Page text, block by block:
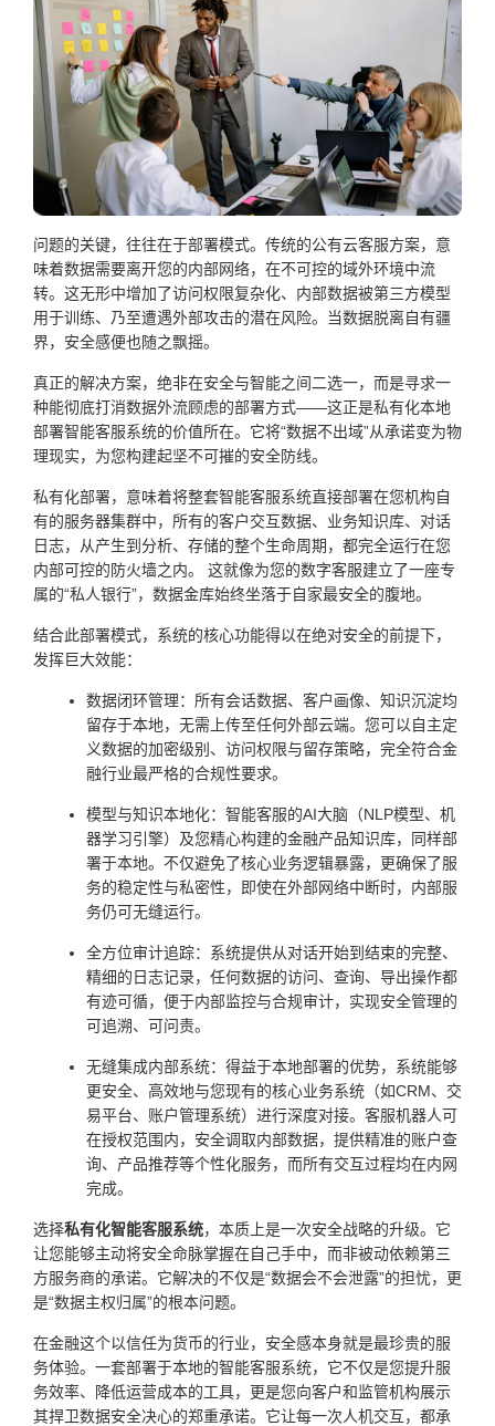
问题的关键，往往在于部署模式。传统的公有云客服方案，意
味着数据需要离开您的内部网络，在不可控的域外环境中流
转。这无形中增加了访问权限复杂化、内部数据被第三方模型
用于训练、乃至遭遇外部攻击的潜在风险。当数据脱离自有疆
界，安全感便也随之飘摇。
真正的解决方案，绝非在安全与智能之间二选一，而是寻求一
种能彻底打消数据外流顾虑的部署方式——这正是私有化本地
部署智能客服系统的价值所在。它将“数据不出域”从承诺变为物
理现实，为您构建起坚不可摧的安全防线。
私有化部署，意味着将整套智能客服系统直接部署在您机构自
有的服务器集群中，所有的客户交互数据、业务知识库、对话
日志，从产生到分析、存储的整个生命周期，都完全运行在您
内部可控的防火墙之内。 这就像为您的数字客服建立了一座专
属的“私人银行”，数据金库始终坐落于自家最安全的腹地。
结合此部署模式，系统的核心功能得以在绝对安全的前提下，
发挥巨大效能：
数据闭环管理：所有会话数据、客户画像、知识沉淀均
留存于本地，无需上传至任何外部云端。您可以自主定
义数据的加密级别、访问权限与留存策略，完全符合金
融行业最严格的合规性要求。
模型与知识本地化：智能客服的AI大脑（NLP模型、机
器学习引擎）及您精心构建的金融产品知识库，同样部
署于本地。不仅避免了核心业务逻辑暴露，更确保了服
务的稳定性与私密性，即使在外部网络中断时，内部服
务仍可无缝运行。
全方位审计追踪：系统提供从对话开始到结束的完整、
精细的日志记录，任何数据的访问、查询、导出操作都
有迹可循，便于内部监控与合规审计，实现安全管理的
可追溯、可问责。
无缝集成内部系统：得益于本地部署的优势，系统能够
更安全、高效地与您现有的核心业务系统（如CRM、交
易平台、账户管理系统）进行深度对接。客服机器人可
在授权范围内，安全调取内部数据，提供精准的账户查
询、产品推荐等个性化服务，而所有交互过程均在内网
完成。
选择私有化智能客服系统，本质上是一次安全战略的升级。它
让您能够主动将安全命脉掌握在自己手中，而非被动依赖第三
方服务商的承诺。它解决的不仅是“数据会不会泄露”的担忧，更
是“数据主权归属”的根本问题。
在金融这个以信任为货币的行业，安全感本身就是最珍贵的服
务体验。一套部署于本地的智能客服系统，它不仅是您提升服
务效率、降低运营成本的工具，更是您向客户和监管机构展示
其捍卫数据安全决心的郑重承诺。它让每一次人机交互，都承